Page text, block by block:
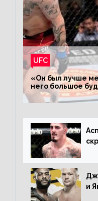
UFC
«Он был лучше
него большое
о поражении
и